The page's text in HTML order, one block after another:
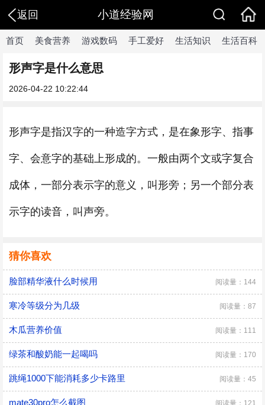
返回 小道经验网
首页 美食营养 游戏数码 手工爱好 生活知识 生活百科
形声字是什么意思
2026-04-22 10:22:44
形声字是指汉字的一种造字方式，是在象形字、指事
字、会意字的基础上形成的。一般由两个文或字复合
成体，一部分表示字的意义，叫形旁；另一个部分表
示字的读音，叫声旁。
猜你喜欢
脸部精华液什么时候用 阅读量：144
寒冷等级分为几级 阅读量：87
木瓜营养价值 阅读量：111
绿茶和酸奶能一起喝吗 阅读量：170
跳绳1000下能消耗多少卡路里 阅读量：45
mate30pro怎么截图 阅读量：121